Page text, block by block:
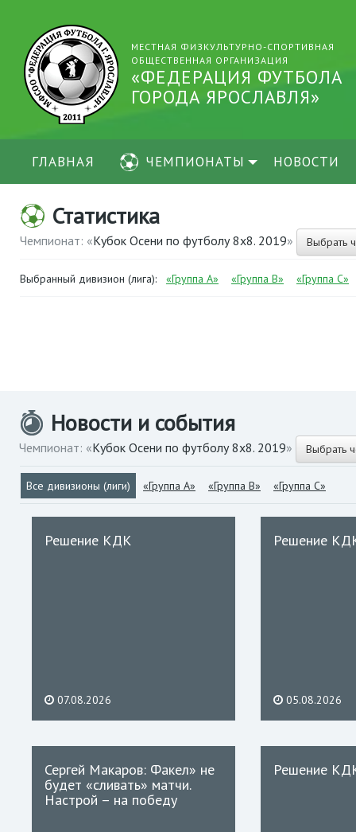
МЕСТНАЯ ФИЗКУЛЬТУРНО-СПОРТИВНАЯ
ОБЩЕСТВЕННАЯ ОРГАНИЗАЦИЯ
«ФЕДЕРАЦИЯ ФУТБОЛА
ГОРОДА ЯРОСЛАВЛЯ»
ГЛАВНАЯ ЧЕМПИОНАТЫ НОВОСТИ
Статистика
Чемпионат: «Кубок Осени по футболу 8х8. 2019» Выбрать
Выбранный дивизион (лига): «Группа А» «Группа В» «Группа С»
Новости и события
Чемпионат: «Кубок Осени по футболу 8х8. 2019» Выбрать
Все дивизионы (лиги) «Группа А» «Группа В» «Группа С»
Решение КДК
07.08.2026
Решение
05.08.2026
Сергей Макаров: Факел» не
будет «сливать» матчи.
Настрой – на победу
Решение